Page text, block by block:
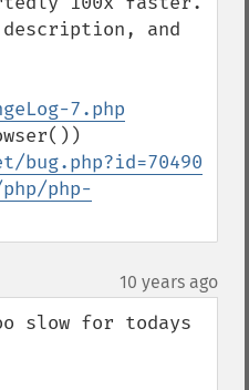
description, and
7.php
php-
10 years ago
slow for todays